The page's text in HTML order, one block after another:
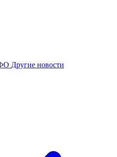
Другие новости